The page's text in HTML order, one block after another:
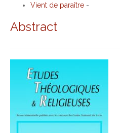
Vient de paraître -
Abstract